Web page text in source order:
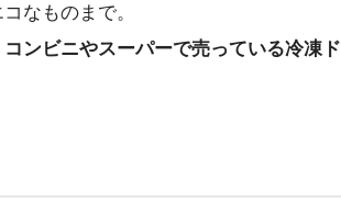
なものまで。
コンビニやスーパーで売っている冷凍ド